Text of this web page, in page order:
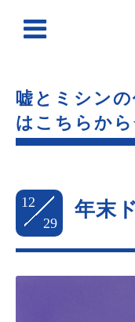
嘘とミシン
はこちらから
12
29
年末